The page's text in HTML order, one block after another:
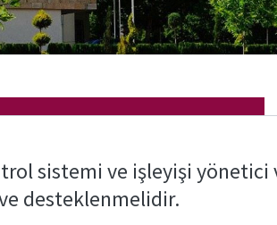
sistemi ve işleyişi yönetici
desteklenmelidir.